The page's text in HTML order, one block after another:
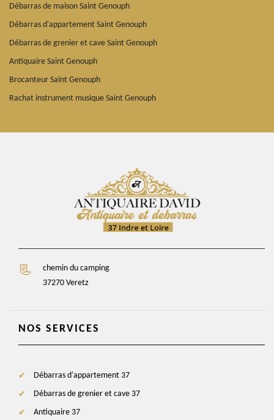
Débarras de maison Saint Genouph
Débarras d'appartement Saint Genouph
Débarras de grenier et cave Saint Genouph
Antiquaire Saint Genouph
Brocanteur Saint Genouph
Rachat instrument musique Saint Genouph
chemin du camping
37270 Veretz
NOS SERVICES
Débarras d'appartement 37
Débarras de grenier et cave 37
Antiquaire 37